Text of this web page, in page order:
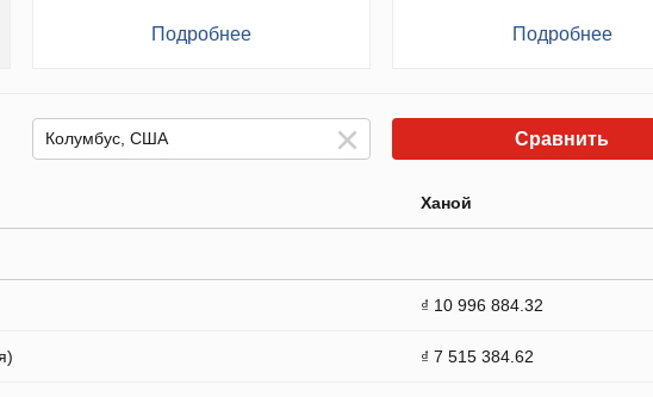
Подробнее Подробнее
Сравнить
Ханой
₫ 10 996 884.32
₫ 7 515 384.62